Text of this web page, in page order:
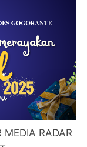
MEDIA RADAR